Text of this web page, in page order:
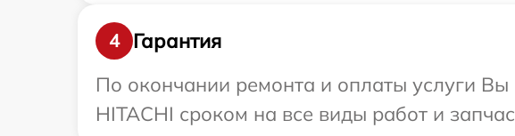
4
Гарантия
По окончании ремонта и оплаты услуги
HITACHI сроком на все виды работ и